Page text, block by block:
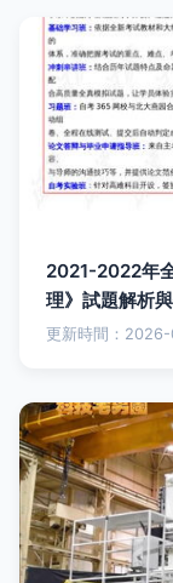
2021-2022年
理》試題解析
更新時間：